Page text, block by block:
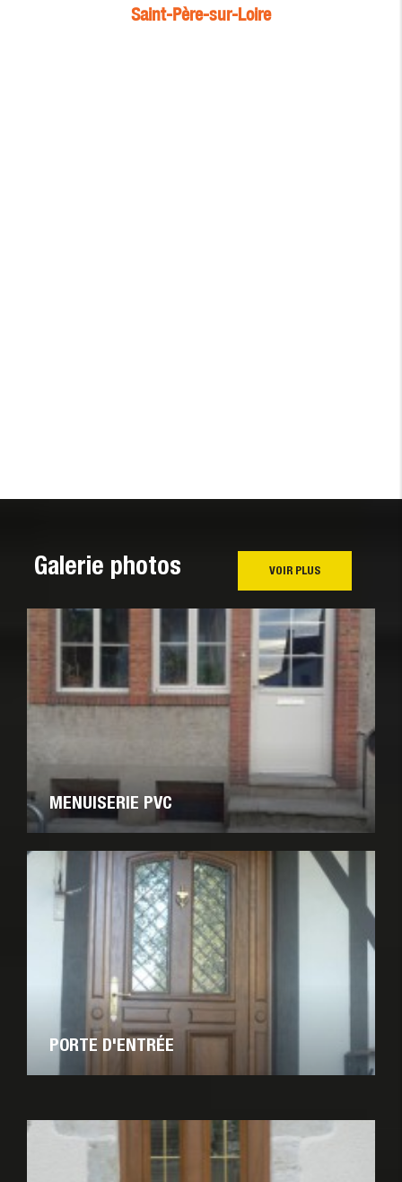
Saint-Père-sur-Loire
Galerie photos VOIR PLUS
MENUISERIE PVC
PORTE D'ENTRÉE